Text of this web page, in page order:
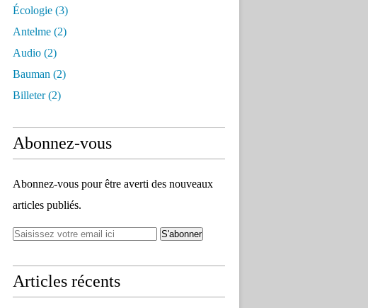
Écologie (3)
Antelme (2)
Audio (2)
Bauman (2)
Billeter(2)
Abonnez-vous
Abonnez-vous pour être averti des nouveaux
articles publiés.
Articles récents